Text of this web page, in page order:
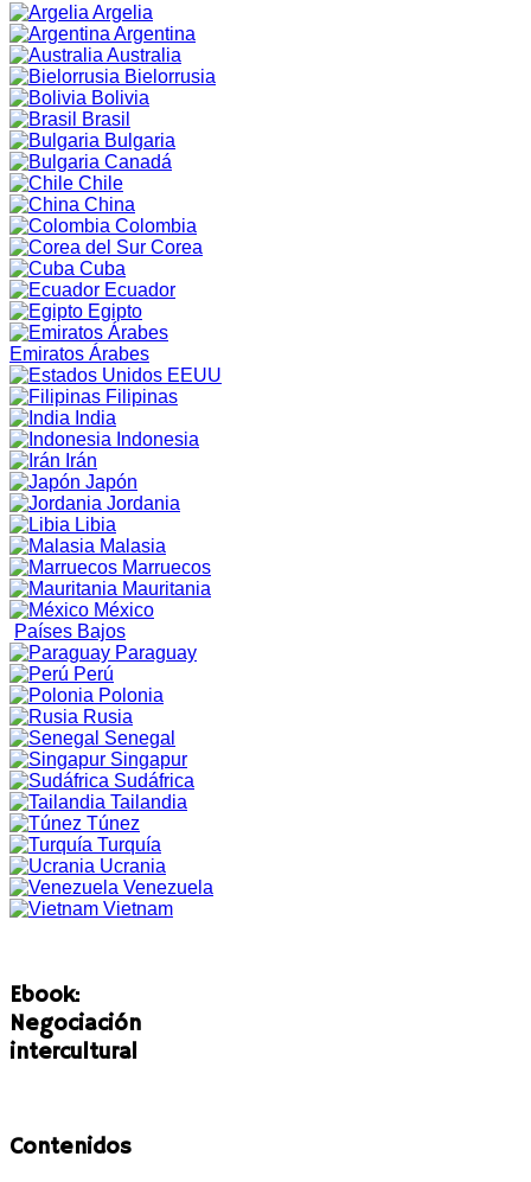
Argelia
Argentina
Australia
Bielorrusia
Bolivia
Brasil
Bulgaria
Canadá
Chile
China
Colombia
Corea
Cuba
Ecuador
Egipto
Emiratos Árabes
EEUU
Filipinas
India
Indonesia
Irán
Japón
Jordania
Libia
Malasia
Marruecos
Mauritania
México
Países Bajos
Paraguay
Perú
Polonia
Rusia
Senegal
Singapur
Sudáfrica
Tailandia
Túnez
Turquía
Ucrania
Venezuela
Vietnam
Ebook:
Negociación
intercultural
Contenidos